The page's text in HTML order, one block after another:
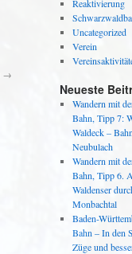
→
Reaktivierung
Uncategorized
Verein
Neueste
Wandern mit
Bahn, Tipp 7:
Waldeck –
Neubulach
Wandern mit
Bahn, Tipp 6.
Waldenser
Monbachtal
Baden-
Bahn – In den
Züge und